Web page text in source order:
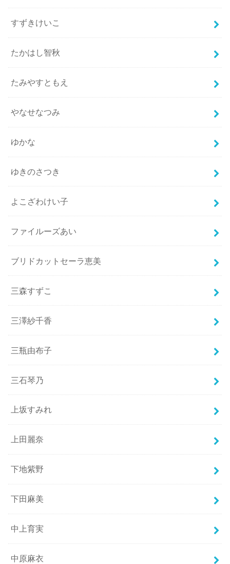
すずきけいこ
たかはし智秋
たみやすともえ
やなせなつみ
ゆかな
ゆきのさつき
よこざわけい子
ファイルーズあい
ブリドカットセーラ恵美
三森すずこ
三澤紗千香
三瓶由布子
三石琴乃
上坂すみれ
上田麗奈
下地紫野
下田麻美
中上育実
中原麻衣